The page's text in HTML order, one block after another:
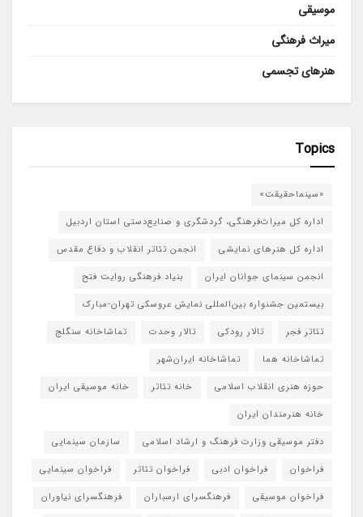
موسیقی
میراث فرهنگی
هنرهای تجسمی
Topics
«سینماحقیقت»
اداره کل میراث‌فرهنگی، گردشگری و صنایع‌دستی استان اردبیل
اداره کل هنرهای نمایشی
انجمن تئاتر انقلاب و دفاع مقدس
انجمن سینمای جوانان ایران
بنیاد فرهنگی روایت فتح
بیستمین جشنواره بین‌المللی نمایش عروسکی تهران-مبارک
تئاتر فجر
تالار رودکی تالار وحدت
تماشاخانه سنگلج
تماشاخانه هما
تماشاخانه‌ ایران‌شهر
حوزه هنری انقلاب اسلامی
خانه تئاتر
خانه موسیقی ایران
خانه هنرمندان ایران
دفتر موسیقی وزارت فرهنگ و ارشاد اسلامی
سازمان سینمایی
فراخوان
فراخوان ادبی فراخوان تئاتر
فراخوان سینمایی
فراخوان موسیقی
فرهنگسرای ارسباران
فرهنگسرای نیاوران